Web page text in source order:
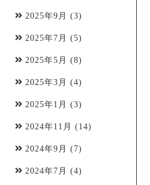
2025年9月 (3)
2025年7月 (5)
2025年5月 (8)
2025年3月 (4)
2025年1月 (3)
2024年11月 (14)
2024年9月 (7)
2024年7月 (4)